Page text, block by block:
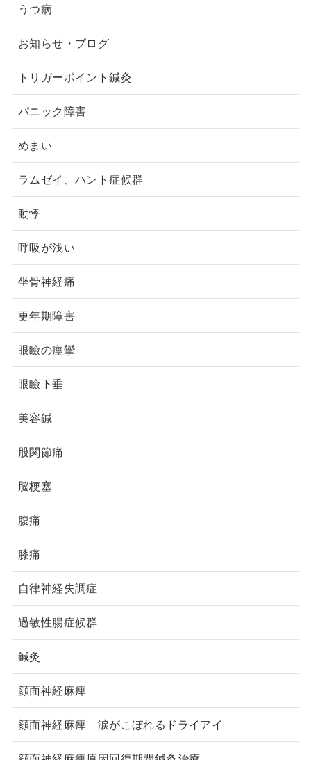
うつ病
お知らせ・ブログ
トリガーポイント鍼灸
パニック障害
めまい
ラムゼイ、ハント症候群
動悸
呼吸が浅い
坐骨神経痛
更年期障害
眼瞼の痙攣
眼瞼下垂
美容鍼
股関節痛
脳梗塞
腹痛
膝痛
自律神経失調症
過敏性腸症候群
鍼灸
顔面神経麻痺
顔面神経麻痺 涙がこぼれるドライアイ